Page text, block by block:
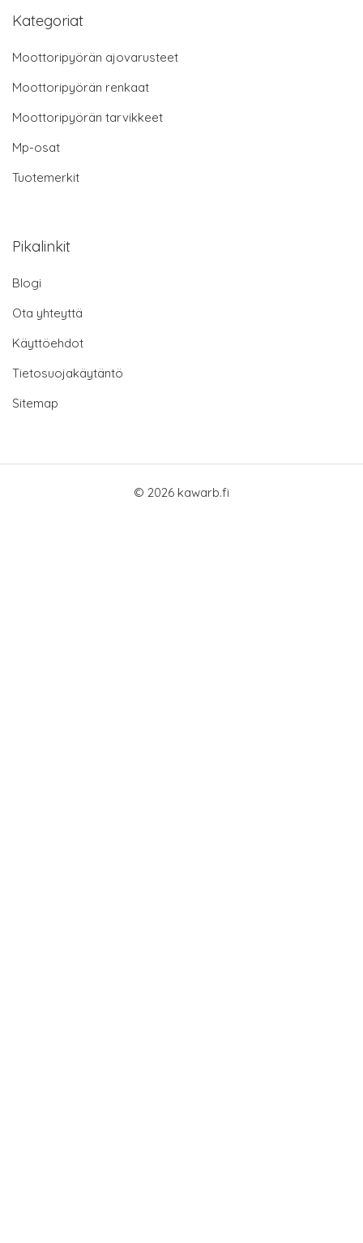
Kategoriat
Moottoripyörän ajovarusteet
Moottoripyörän renkaat
Moottoripyörän tarvikkeet
Mp-osat
Tuotemerkit
Pikalinkit
Blogi
Ota yhteyttä
Käyttöehdot
Tietosuojakäytäntö
Sitemap
© 2026 kawarb.fi